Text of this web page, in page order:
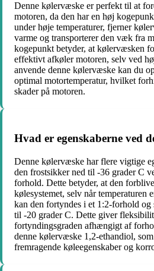
Denne kølervæske er perfekt til at
motoren, da den har en høj
under høje temperaturer, fjerner
varme og transporterer den væk fra
kogepunkt betyder, at kølervæsken
effektivt afkøler motoren, selv ved
anvende denne kølervæske kan du
optimal motortemperatur, hvilket
skader på motoren.
Hvad er egenskaberne ved
Denne kølervæske har flere vigtige
den frostsikker ned til -36 grader C
forhold. Dette betyder, at den
kølesystemet, selv når temperaturen
kan den fortyndes i et 1:2-forhold
til -20 grader C. Dette giver
fortyndingsgraden afhængigt af
denne kølervæske 1,2-ethandiol,
fremragende køleegenskaber og